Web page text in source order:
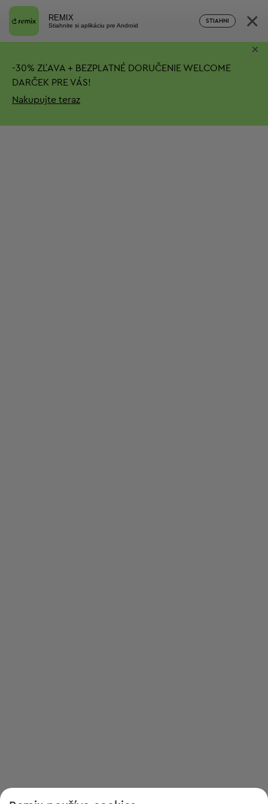
REMIX
Stiahnite si aplikáciu pre Android
STIAHNI ×
-30% ZĽAVA + BEZPLATNÉ DORUČENIE WELCOME
DARČEK PRE VÁS!
Nakupujte teraz
×